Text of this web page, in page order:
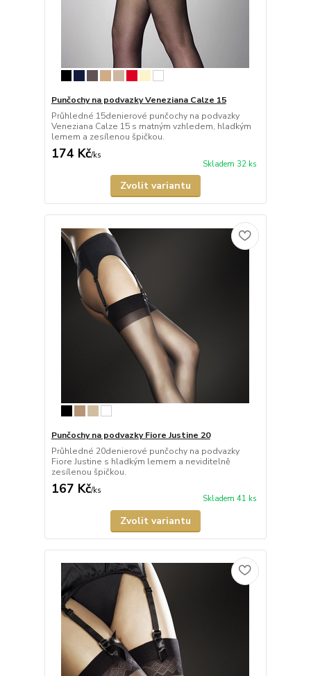
Punčochy na podvazky Veneziana Calze 15
Průhledné 15denierové punčochy na podvazky
Veneziana Calze 15 s matným vzhledem, hladkým
lemem a zesílenou špičkou.
174 Kč/ks
Skladem 32 ks
Zvolit variantu
Punčochy na podvazky Fiore Justine 20
Průhledné 20denierové punčochy na podvazky
Fiore Justine s hladkým lemem a neviditelně
zesílenou špičkou.
167 Kč/ks
Skladem 41 ks
Zvolit variantu